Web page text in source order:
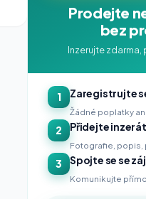
Prodejte
bez
Inzerujte zdarma,
1 Zaregistrujte
Žádné poplatky
2 Přidejte inzerát
Fotografie, popis,
3 Spojte se se
Komunikujte